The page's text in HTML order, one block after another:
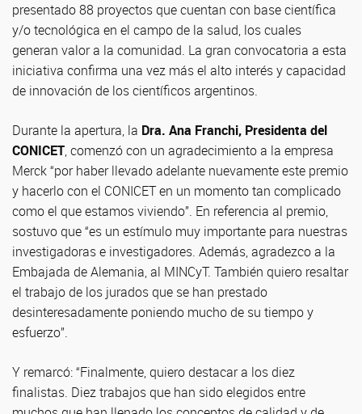
presentado 88 proyectos que cuentan con base científica
y/o tecnológica en el campo de la salud, los cuales
generan valor a la comunidad. La gran convocatoria a esta
iniciativa confirma una vez más el alto interés y capacidad
de innovación de los científicos argentinos.
Durante la apertura, la Dra. Ana Franchi, Presidenta del
CONICET, comenzó con un agradecimiento a la empresa
Merck “por haber llevado adelante nuevamente este premio
y hacerlo con el CONICET en un momento tan complicado
como el que estamos viviendo”. En referencia al premio,
sostuvo que “es un estímulo muy importante para nuestras
investigadoras e investigadores. Además, agradezco a la
Embajada de Alemania, al MINCyT. También quiero resaltar
el trabajo de los jurados que se han prestado
desinteresadamente poniendo mucho de su tiempo y
esfuerzo”.
Y remarcó: “Finalmente, quiero destacar a los diez
finalistas. Diez trabajos que han sido elegidos entre